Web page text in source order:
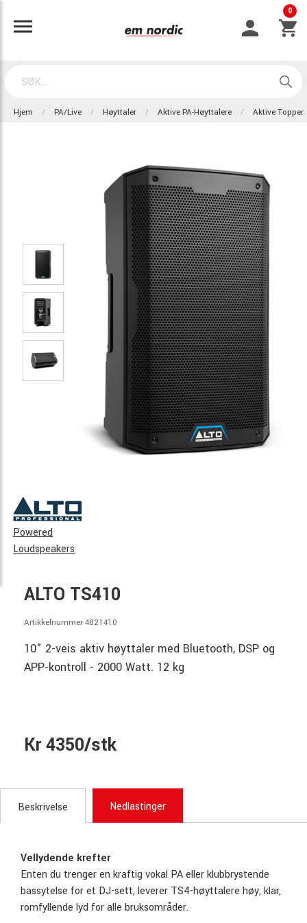
0
Hjem PA/Live Høyttaler Aktive PA-Høyttalere Aktive Topper
Powered
Loudspeakers
ALTO TS410
Artikkelnummer 4821410
10" 2-veis aktiv høyttaler med Bluetooth, DSP og
APP-kontroll - 2000 Watt. 12 kg
Kr 4350/stk
Beskrivelse Nedlastinger
Vellydende krefter
Enten du trenger en kraftig vokal PA eller klubbrystende
bassytelse for et DJ-sett, leverer TS4-høyttalere høy, klar,
romfyllende lyd for alle bruksområder.